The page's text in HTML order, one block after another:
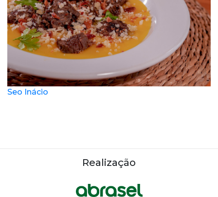
Seo Inácio
Realização